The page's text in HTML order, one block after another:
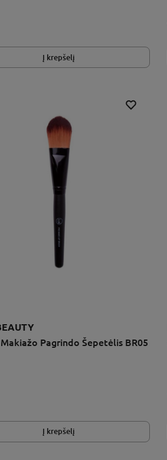
Į krepšelį
Pagrindo Šepetėlis BR05
Į krepšelį